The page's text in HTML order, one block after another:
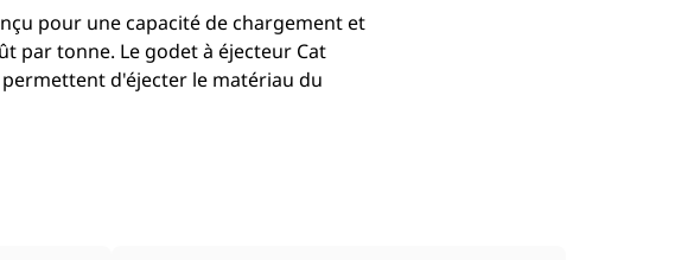
pour une capacité de chargement et
par tonne. Le godet à éjecteur Cat
d'éjecter le matériau du